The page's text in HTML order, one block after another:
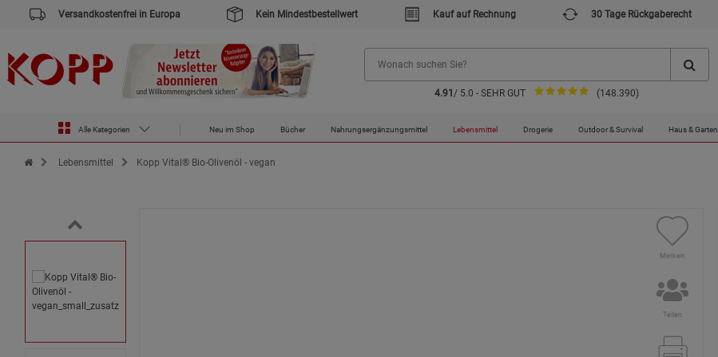
Versandkostenfrei in Europa Kein Mindestbestellwert Kauf auf Rechnung 30 Tage Rückgaberecht
4.91 / 5.0 - SEHR GUT (148.390)
Alle Kategorien Neu im Shop Bücher Nahrungsergänzungsmittel Lebensmittel Drogerie Outdoor & Survival Haus & Garten
Zur Startseite des Kopp Verlag Online-Shop
Lebensmittel Kopp Vital® Bio-Olivenöl - vegan
Merken
Teilen